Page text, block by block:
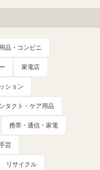
品・コンビニ
家電店
ション
タクト・ケア用品
携帯・通信・家電
芸
リサイクル